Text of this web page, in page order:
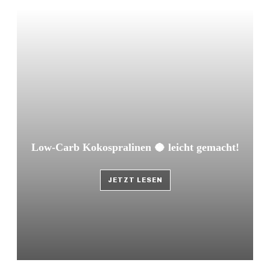
Low-Carb Kokospralinen 🥥 leicht gemacht!
JETZT LESEN